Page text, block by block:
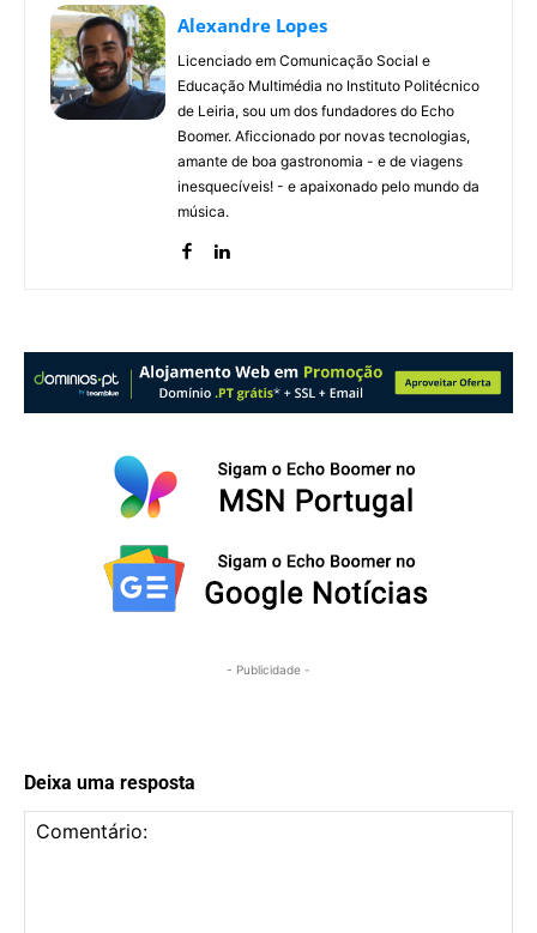
Alexandre Lopes
Licenciado em Comunicação Social e
Educação Multimédia no Instituto Politécnico
de Leiria, sou um dos fundadores do Echo
Boomer. Aficcionado por novas tecnologias,
amante de boa gastronomia - e de viagens
inesquecíveis! - e apaixonado pelo mundo da
música.
- Publicidade -
Deixa uma resposta